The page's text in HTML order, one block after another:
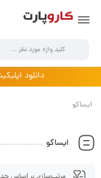
دانلود
ایساکو
ایساکو